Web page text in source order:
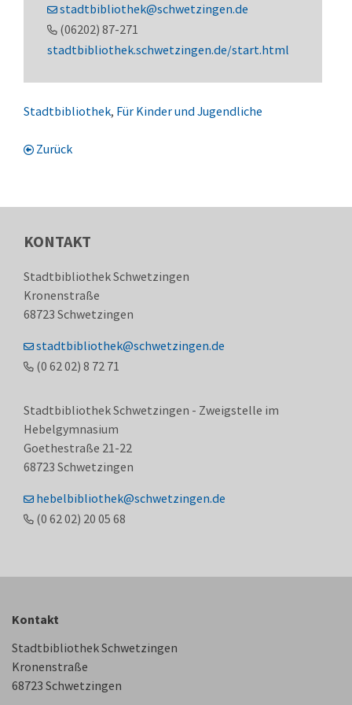
stadtbibliothek@schwetzingen.de
(06202) 87-271
stadtbibliothek.schwetzingen.de/start.html
Stadtbibliothek, Für Kinder und Jugendliche
Zurück
KONTAKT
Stadtbibliothek Schwetzingen
Kronenstraße
68723 Schwetzingen
stadtbibliothek@schwetzingen.de
(0 6202) 8 72 71
Stadtbibliothek Schwetzingen - Zweigstelle im
Hebelgymnasium
Goethestraße 21-22
68723 Schwetzingen
hebelbibliothek@schwetzingen.de
(0 6202) 20 05 68
Kontakt
Stadtbibliothek Schwetzingen
Kronenstraße
68723 Schwetzingen